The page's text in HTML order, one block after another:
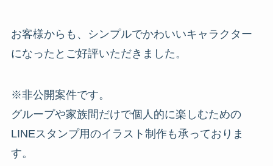
お客様からも、シンプルでかわいいキャラクター
になったとご好評いただきました。
※非公開案件です。
グループや家族間だけで個人的に楽しむための
LINEスタンプ用のイラスト制作も承っておりま
す。